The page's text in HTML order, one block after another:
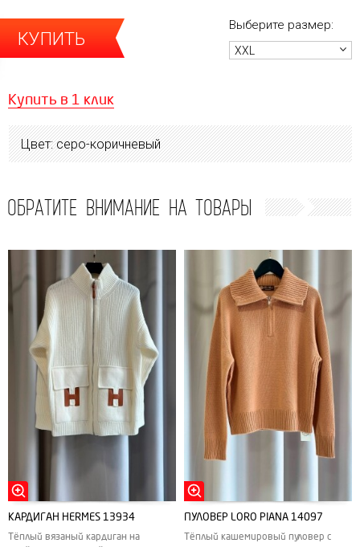
КУПИТЬ
Выберите размер:
XXL
Купить в 1 клик
Цвет: серо-коричневый
ОБРАТИТЕ ВНИМАНИЕ НА ТОВАРЫ
КАРДИГАН HERMES 13934
Тёплый вязаный кардиган на
ПУЛОВЕР LORO PIANA 14097
Тёплый кашемировый пуловер с